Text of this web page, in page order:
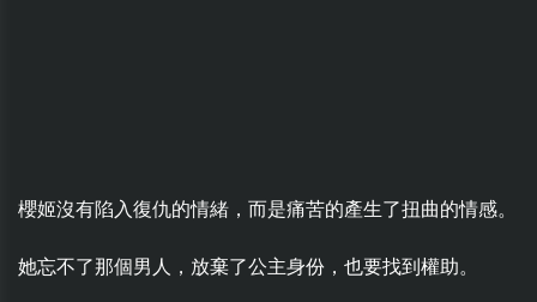
櫻姬沒有陷入復仇的情緒，而是痛苦的產生了扭曲的情感。
她忘不了那個男人，放棄了公主身份，也要找到權助。